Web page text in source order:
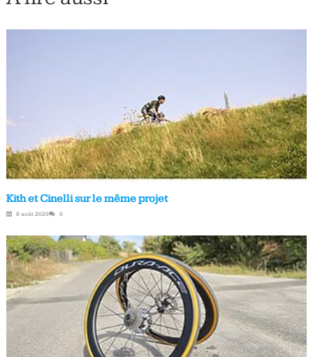
Kith et Cinelli sur le même projet
8 août 2026 0